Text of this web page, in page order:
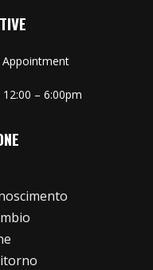
– 6:00pm